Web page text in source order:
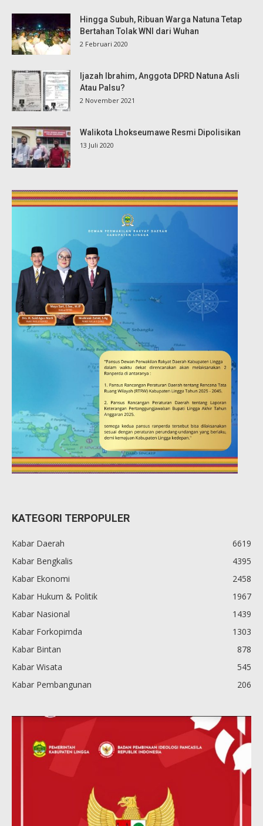
Hingga Subuh, Ribuan Warga Natuna Tetap
Bertahan Tolak WNI dari Wuhan
2 Februari 2020
Ijazah Ibrahim, Anggota DPRD Natuna Asli
Atau Palsu?
2 November 2021
Walikota Lhokseumawe Resmi Dipolisikan
13 Juli 2020
KATEGORI TERPOPULER
Kabar Daerah
6619
Kabar Bengkalis
4395
Kabar Ekonomi
2458
Kabar Hukum & Politik
1967
Kabar Nasional
1439
Kabar Forkopimda
1303
Kabar Bintan
878
Kabar Wisata
545
Kabar Pembangunan
206